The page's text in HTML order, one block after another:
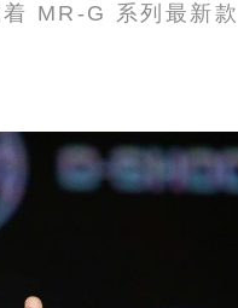
MR-G 系列最新款